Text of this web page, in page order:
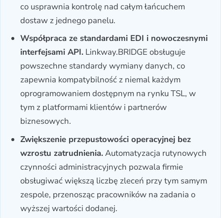
co usprawnia kontrolę nad całym łańcuchem
dostaw z jednego panelu.
Współpraca ze standardami EDI i nowoczesnymi
interfejsami API. Linkway.BRIDGE obsługuje
powszechne standardy wymiany danych, co
zapewnia kompatybilność z niemal każdym
oprogramowaniem dostępnym na rynku TSL, w
tym z platformami klientów i partnerów
biznesowych.
Zwiększenie przepustowości operacyjnej bez
wzrostu zatrudnienia.Automatyzacja rutynowych
czynności administracyjnych pozwala firmie
obsługiwać większą liczbę zleceń przy tym samym
zespole, przenosząc pracowników na zadania o
wyższej wartości dodanej.